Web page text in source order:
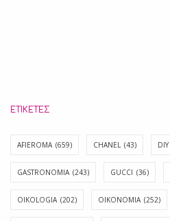
ΕΤΙΚΈΤΕΣ
AFIEROMA (659) CHANEL (43) DIY
GASTRONOMIA (243) GUCCI (36)
OIKOLOGIA (202) OIKONOMIA (252)